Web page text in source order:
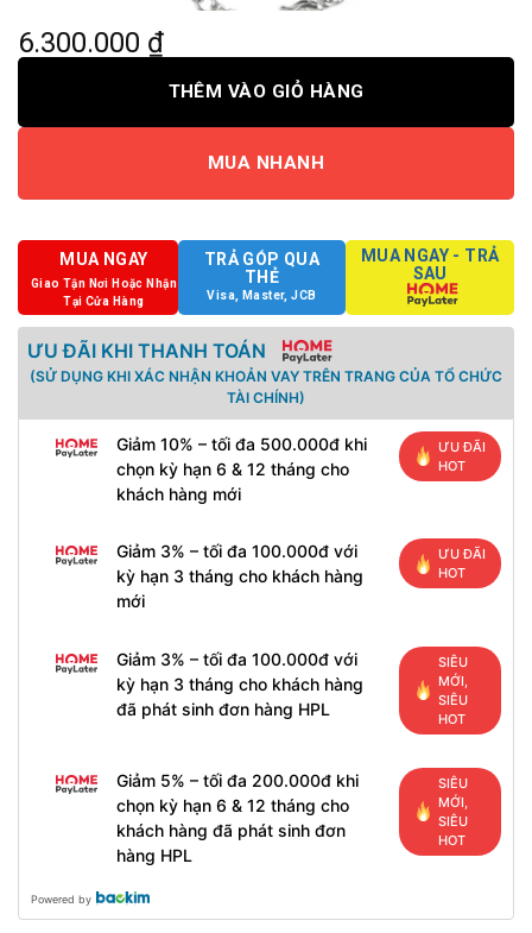
6.300.000 ₫
THÊM VÀO GIỎ HÀNG
MUA NHANH
MUA NGAY
Giao Tận Nơi Hoặc Nhận
Tại Cửa Hàng
TRẢ GÓP QUA
THẺ
Visa, Master, JCB
MUA NGAY - TRẢ
SAU
ƯU ĐÃI KHI THANH TOÁN
(SỬ DỤNG KHI XÁC NHẬN KHOẢN VAY TRÊN TRANG CỦA TỔ CHỨC
TÀI CHÍNH)
Giảm 10% – tối đa 500.000đ khi
chọn kỳ hạn 6 & 12 tháng cho
khách hàng mới
ƯU ĐÃI
HOT
Giảm 3% – tối đa 100.000đ với
kỳ hạn 3 tháng cho khách hàng
mới
ƯU ĐÃI
HOT
Giảm 3% – tối đa 100.000đ với
kỳ hạn 3 tháng cho khách hàng
đã phát sinh đơn hàng HPL
SIÊU
MỚI,
SIÊU
HOT
Giảm 5% – tối đa 200.000đ khi
chọn kỳ hạn 6 & 12 tháng cho
khách hàng đã phát sinh đơn
hàng HPL
SIÊU
MỚI,
SIÊU
HOT
Powered by